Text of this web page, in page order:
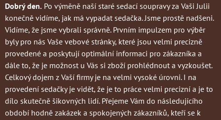
Dobrý den. Po výměně naší staré sedací soupravy za Vaši Julii
konečně vidíme, jak má vypadat sedačka. Jsme prostě nadšeni.
Vidíme, že jsme vybrali správně. Prvním impulzem pro výběr
byly pro nás Vaše vebové stránky, které jsou velmi precizně
provedené a poskytují optimální informaci pro zákazníka a
dále to, že je možnost u Vás si zboží prohlédnout a vyzkoušet.
Celkový dojem z Vaší firmy je na velmi vysoké úrovni. I na
provedení sedačky je vidět, že je to práce velmi precizní a je to
dílo skutečně šikovných lidí. Přejeme Vám do následujícího
období hodně zakázek a spokojených zákazníků, kteří se k